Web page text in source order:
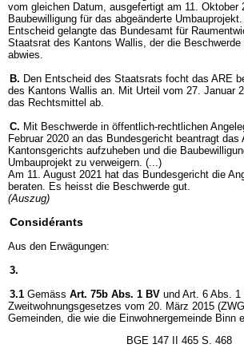
vom gleichen Datum, ausgefertigt am 11. Oktober
Baubewilligung für das abgeänderte
Entscheid gelangte das Bundesamt für
Staatsrat des Kantons Wallis, der die
abwies.
B. Den Entscheid des Staatsrats focht das ARE
des Kantons Wallis an. Mit Urteil vom 27. Januar
das Rechtsmittel ab.
C. Mit Beschwerde in öffentlich-rechtlichen
Februar 2020 an das Bundesgericht beantragt das
Kantonsgerichts aufzuheben und die
Umbauprojekt zu verweigern. (...)
Am 11. August 2021 hat das Bundesgericht die
beraten. Es heisst die Beschwerde gut.
(Auszug)
Considérants
Aus den Erwägungen:
3.
3.1 Gemäss Art. 75b Abs. 1 BV und Art. 6 Abs. 1
Zweitwohnungsgesetzes vom 20. März 2015
Gemeinden, die wie die Einwohnergemeinde Binn
BGE 147 II 465 S. 468